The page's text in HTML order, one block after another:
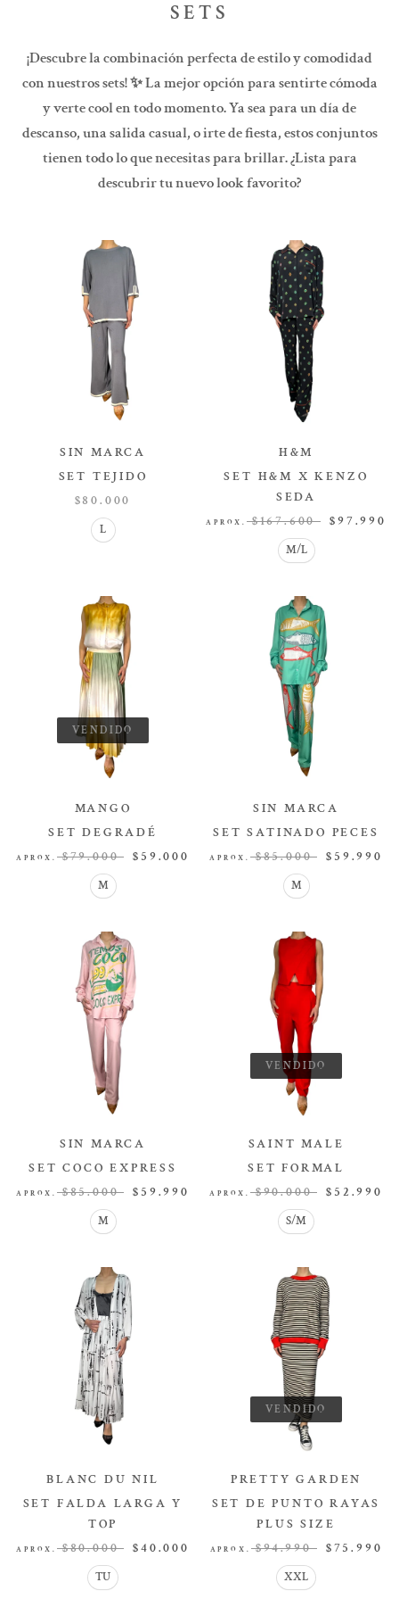
SETS
¡Descubre la combinación perfecta de estilo y comodidad
con nuestros sets!✨La mejor opción para sentirte cómoda
y verte cool en todo momento. Ya sea para un día de
descanso, una salida casual, o irte de fiesta, estos conjuntos
tienen todo lo que necesitas para brillar. ¿Lista para
descubrir tu nuevo look favorito?
SIN MARCA
SET TEJIDO
$80.000
L
H&M
SET H&M X KENZO
SEDA
SET
APROX. $167.600 $97.990
M/L
VENDIDO
MANGO
SET DEGRADÉ
SET
APROX. $79.000 $59.000
M
SIN MARCA
SET SATINADO PECES
SET
APROX. $85.000 $59.990
M
SIN MARCA
SET COCO EXPRESS
SET
APROX. $85.000 $59.990
M
VENDIDO
SAINT MALE
SET FORMAL
SET
APROX. $90.000 $52.990
S/M
BLANC DU NIL
SET FALDA LARGA Y
TOP
SET
APROX. $80.000 $40.000
TU
VENDIDO
PRETTY GARDEN
SET DE PUNTO RAYAS
PLUS SIZE
SET
APROX. $94.990 $75.990
XXL